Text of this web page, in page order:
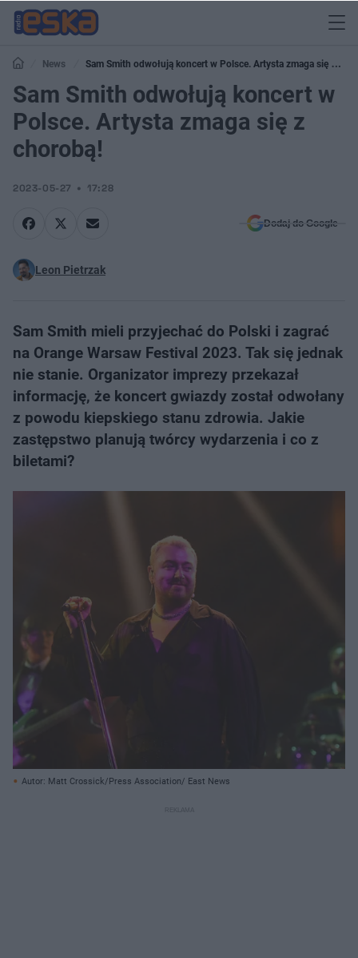
News
Sam Smith odwołują koncert w Polsce. Artysta zmaga się z
chorobą!
Sam Smith odwołują koncert w
Polsce. Artysta zmaga się z
chorobą!
2023-05-27 17:28
Dodaj do Google
Leon Pietrzak
Sam Smith mieli przyjechać do Polski i zagrać
na Orange Warsaw Festival 2023. Tak się jednak
nie stanie. Organizator imprezy przekazał
informację, że koncert gwiazdy został odwołany
z powodu kiepskiego stanu zdrowia. Jakie
zastępstwo planują twórcy wydarzenia i co z
biletami?
Autor: Matt Crossick/Press Association/ East News